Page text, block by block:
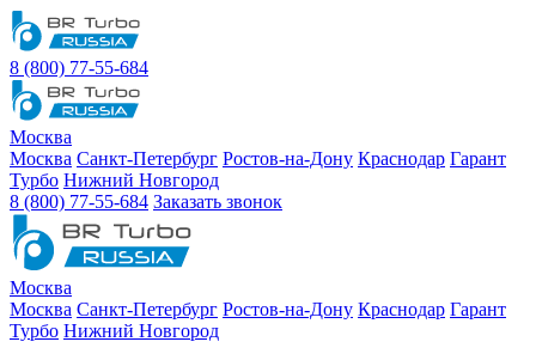
8 (800) 77-55-684
Москва
Москва Санкт-Петербург Ростов-на-Дону Краснодар Гарант
Турбо Нижний Новгород
8 (800) 77-55-684 Заказать звонок
Москва
Москва Санкт-Петербург Ростов-на-Дону Краснодар Гарант
Турбо Нижний Новгород